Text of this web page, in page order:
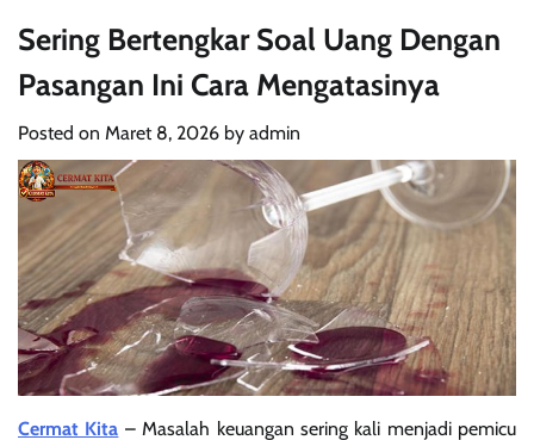
Sering Bertengkar Soal Uang Dengan
Pasangan Ini Cara Mengatasinya
Posted on Maret 8, 2026 by admin
Cermat Kita – Masalah keuangan sering kali menjadi pemicu